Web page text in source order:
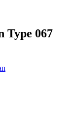
Type 067